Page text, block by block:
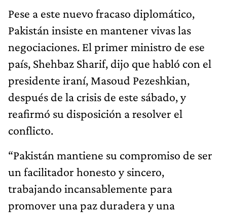
Pese a este nuevo fracaso diplomático,
Pakistán insiste en mantener vivas las
negociaciones. El primer ministro de ese
país, Shehbaz Sharif, dijo que habló con el
presidente iraní, Masoud Pezeshkian,
después de la crisis de este sábado, y
reafirmó su disposición a resolver el
conflicto.
“Pakistán mantiene su compromiso de ser
un facilitador honesto y sincero,
trabajando incansablemente para
promover una paz duradera y una